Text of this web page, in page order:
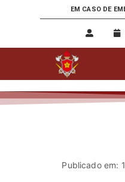
EM CASO DE
Publicado em: